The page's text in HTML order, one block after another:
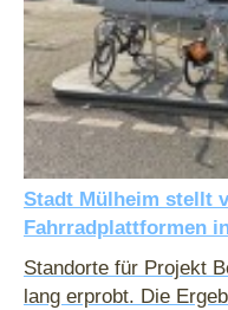
Stadt Mülheim stellt
Fahrradplattformen
Standorte für Projekt
lang erprobt. Die